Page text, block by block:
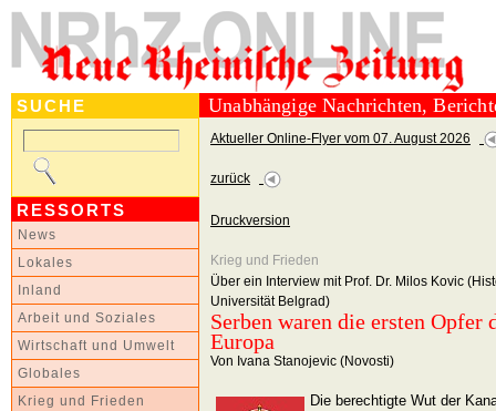
SUCHE
RESSORTS
News
Lokales
Inland
Arbeit und Soziales
Wirtschaft und Umwelt
Globales
Krieg und Frieden
Unabhängige Nachrichten,
Aktueller Online-Flyer vom 07. August 2026
zurück
Druckversion
Krieg und Frieden
Über ein Interview mit Prof. Dr. Milos Kovic
Universität Belgrad)
Serben waren die ersten Opfer
Europa
Von Ivana Stanojevic (Novosti)
Die berechtigte Wut der